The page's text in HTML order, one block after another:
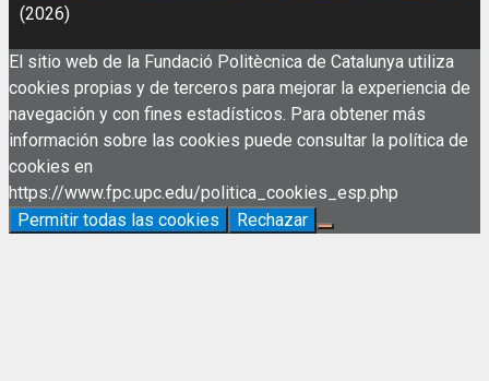
(2026)
El sitio web de la Fundació Politècnica de Catalunya utiliza
cookies propias y de terceros para mejorar la experiencia de
navegación y con fines estadísticos. Para obtener más
información sobre las cookies puede consultar la política de
cookies en
https://www.fpc.upc.edu/politica_cookies_esp.php
Permitir todas las cookies
Rechazar